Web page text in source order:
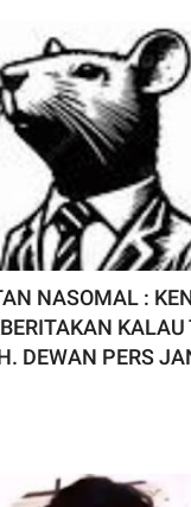
NASOMAL :
KALAU
DEWAN PERS